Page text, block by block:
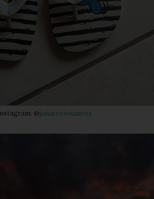
Instagram: @janarociosantos